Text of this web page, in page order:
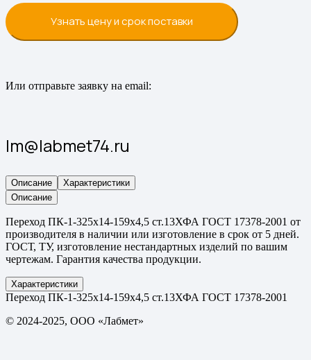
Узнать цену и срок поставки
Или отправьте заявку на email:
lm@labmet74.ru
Описание
Характеристики
Описание
Переход ПК-1-325х14-159х4,5 ст.13ХФА ГОСТ 17378-2001 от
производителя в наличии или изготовление в срок от 5 дней.
ГОСТ, ТУ, изготовление нестандартных изделий по вашим
чертежам. Гарантия качества продукции.
Характеристики
Переход ПК-1-325х14-159х4,5 ст.13ХФА ГОСТ 17378-2001
© 2024-2025, ООО «Лабмет»